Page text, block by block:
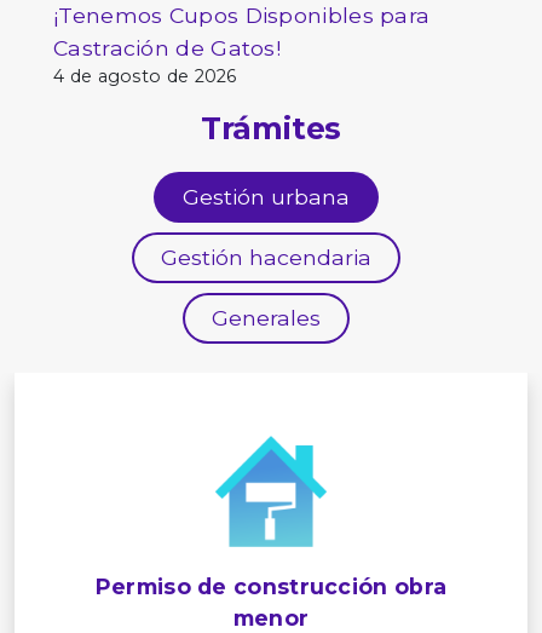
¡Tenemos Cupos Disponibles para
Castración de Gatos!
4 de agosto de 2026
Trámites
Gestión urbana
Gestión hacendaria
Generales
Permiso de construcción obra
menor